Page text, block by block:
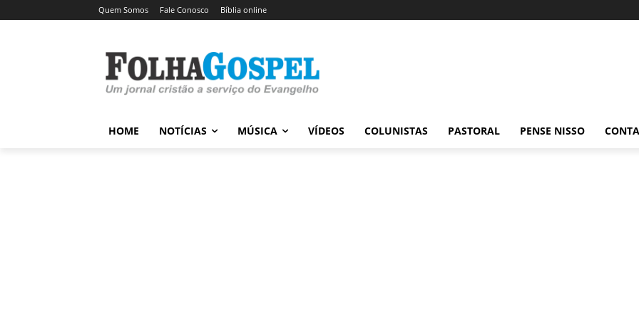
Quem Somos Fale Conosco Bíblia online
HOME NOTÍCIAS MÚSICA VÍDEOS COLUNISTAS PASTORAL PENSE NISSO